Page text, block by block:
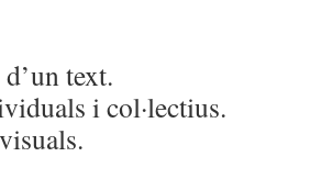
text.
i col·lectius.